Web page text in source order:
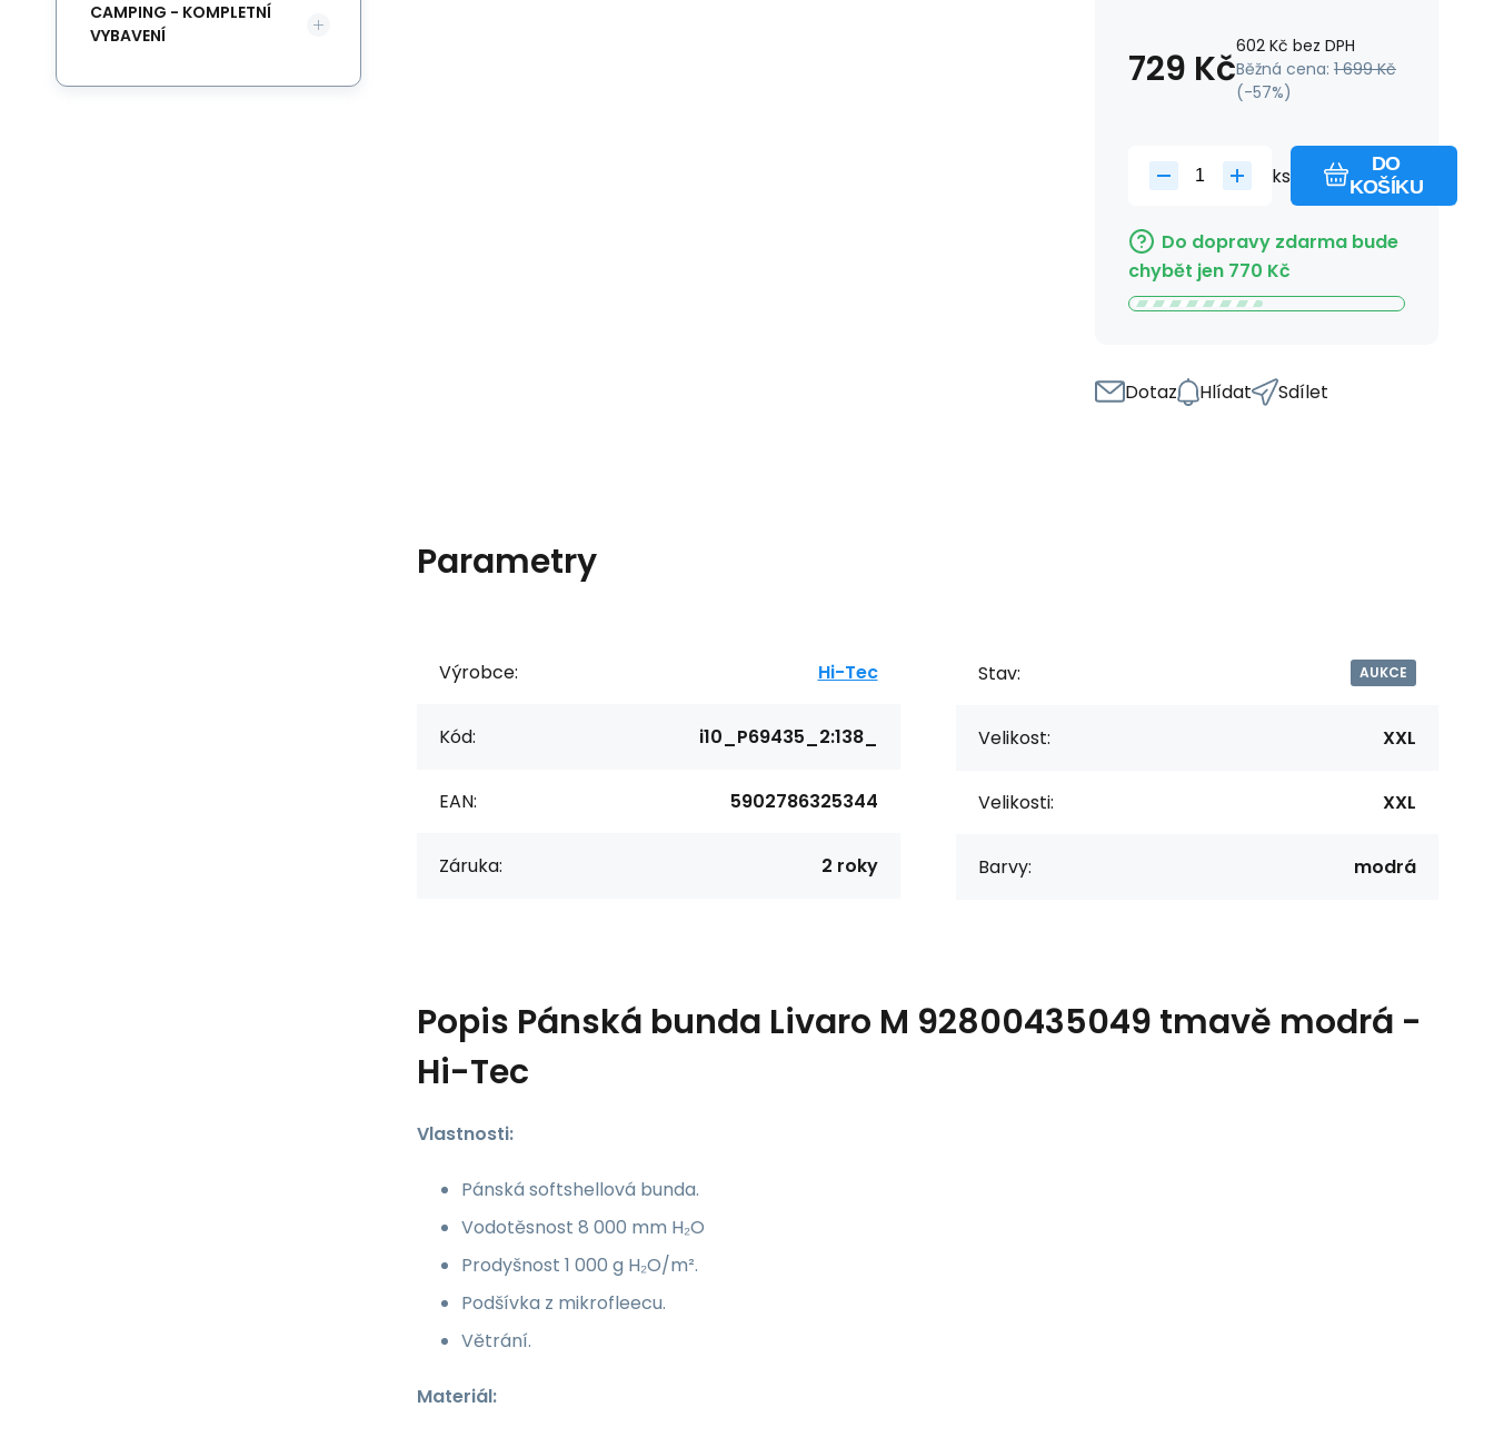
729 Kč602 Kč bez DPH
Běžná cena: 1 699 Kč
(-57%)
ks
DO
KOŠÍKU
Do dopravy zdarma bude
chybět jen 770 Kč
Dotaz Hlídat Sdílet
Parametry
Výrobce: Hi-Tec
Kód: i10_P69435_2:138_
EAN: 5902786325344
Záruka: 2 roky
Stav: AUKCE
Velikost: XXL
Velikosti: XXL
Barvy: modrá
Popis Pánská bunda Livaro M 92800435049 tmavě modrá -
Hi-Tec
Vlastnosti:
Pánská softshellová bunda.
Vodotěsnost 8 000 mm H₂O
Prodyšnost 1 000 g H₂O/m².
Podšívka z mikrofleecu.
Větrání.
Materiál:
CAMPING - KOMPLETNÍ
VYBAVENÍ